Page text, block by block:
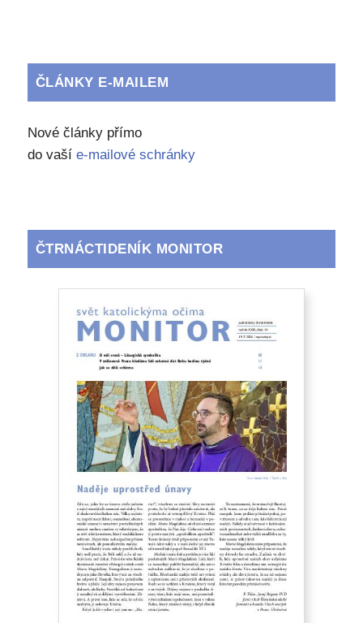
ČLÁNKY E-MAILEM
Nové články přímo
do vaší e-mailové schránky
ČTRNÁCTIDENÍK MONITOR